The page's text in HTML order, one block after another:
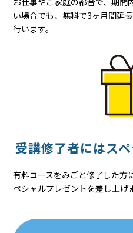
い場合でも、無料で3ヶ月間延
行います。
受講修了者にはス
有料コースをみごと修了した方
ペシャルプレゼントを差し上げ